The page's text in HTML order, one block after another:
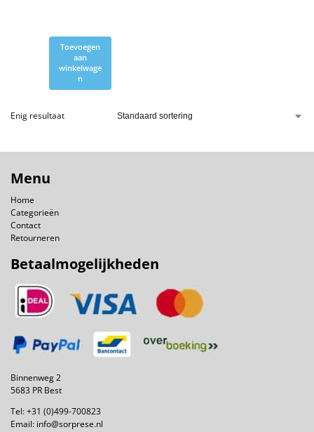
Toevoegen
aan
winkelwage
n
Enig resultaat
Menu
Home
Categorieën
Contact
Retourneren
Betaalmogelijkheden
Binnenweg 2
5683 PR Best
Tel:+31 (0)499-700823
Email: info@sorprese.nl